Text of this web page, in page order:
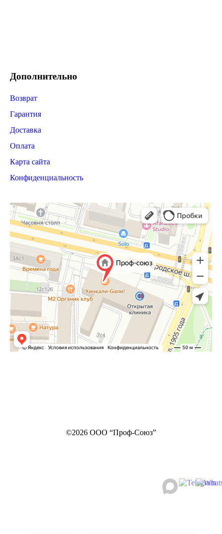
Дополнительно
Возврат
Гарантия
Доставка
Оплата
Карта сайта
Конфиденциальность
©2026 ООО “Проф-Союз”